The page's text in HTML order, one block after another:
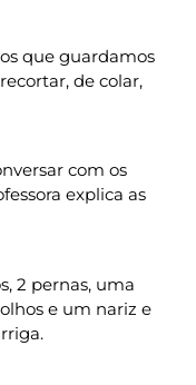
que guardamos
de colar,
com os
explica as
2 pernas, uma
e um nariz e